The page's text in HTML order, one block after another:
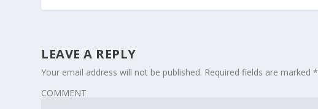
LEAVE A REPLY
Your email address will not be published. Required fields are marked*
COMMENT